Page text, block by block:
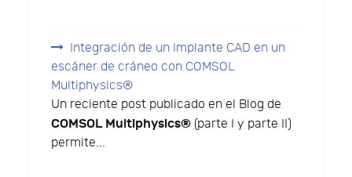
Integración de un Implante CAD en un
escáner de cráneo con COMSOL
Multiphysics®
Un reciente post publicado en el Blog de
COMSOL Multiphysics® (parte I y parte II)
permite...